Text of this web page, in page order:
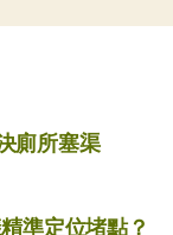
廁所塞渠
準定位堵點？